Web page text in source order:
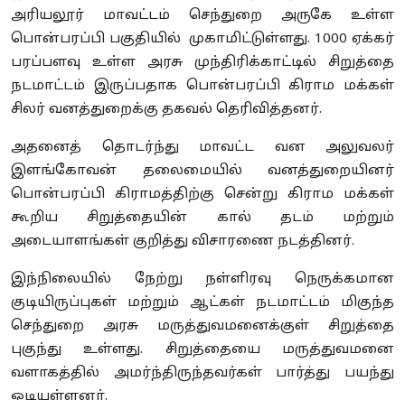
அரியலூர் மாவட்டம் செந்துறை அருகே உள்ள
பொன்பரப்பி பகுதியில் முகாமிட்டுள்ளது. 1000 ஏக்கர்
பரப்பளவு உள்ள அரசு முந்திரிக்காட்டில் சிறுத்தை
நடமாட்டம் இருப்பதாக பொன்பரப்பி கிராம மக்கள்
சிலர் வனத்துறைக்கு தகவல் தெரிவித்தனர்.
அதனைத் தொடர்ந்து மாவட்ட வன அலுவலர்
இளங்கோவன் தலைமையில் வனத்துறையினர்
பொன்பரப்பி கிராமத்திற்கு சென்று கிராம மக்கள்
கூறிய சிறுத்தையின் கால் தடம் மற்றும்
அடையாளங்கள் குறித்து விசாரணை நடத்தினர்.
இந்நிலையில் நேற்று நள்ளிரவு நெருக்கமான
குடியிருப்புகள் மற்றும் ஆட்கள் நடமாட்டம் மிகுந்த
செந்துறை அரசு மருத்துவமனைக்குள் சிறுத்தை
புகுந்து உள்ளது. சிறுத்தையை மருத்துவமனை
வளாகத்தில் அமர்ந்திருந்தவர்கள் பார்த்து பயந்து